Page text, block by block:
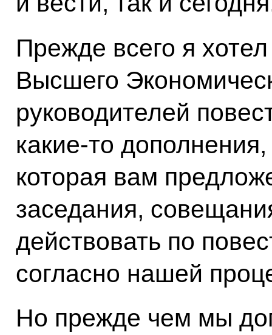
Прежде всего я
Высшего
руководителей
какие-то
которая вам
заседания,
действовать по
согласно нашей
Но прежде чем мы